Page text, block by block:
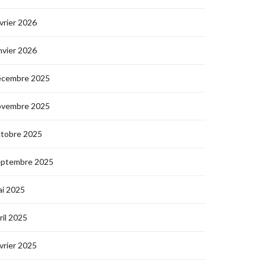
2026
2026
2025
2025
2025
2025
2025
2025
2025